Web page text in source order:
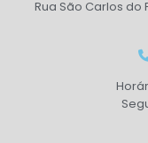
Rua São Carlos do